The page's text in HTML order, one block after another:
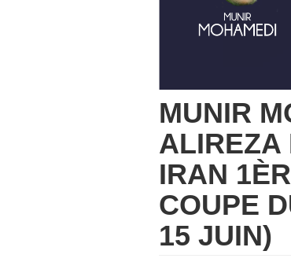
MUNIR
ALIREZA
IRAN
COUPE
15 JUIN)